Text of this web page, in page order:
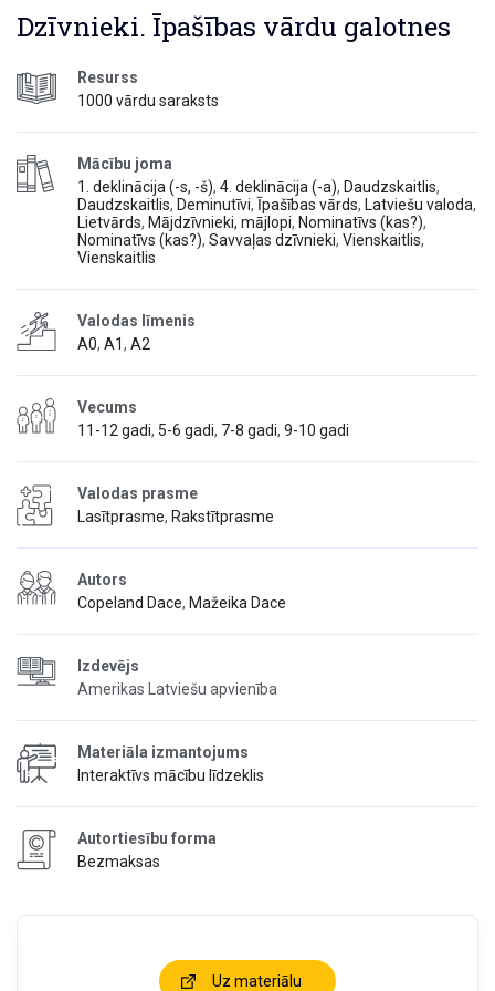
Dzīvnieki. Īpašības vārdu galotnes
Resurss
1000 vārdu saraksts
Mācību joma
1. deklinācija (-s, -š), 4. deklinācija (-a), Daudzskaitlis,
Daudzskaitlis, Deminutīvi, Īpašības vārds, Latviešu valoda,
Lietvārds, Mājdzīvnieki, mājlopi, Nominatīvs (kas?),
Nominatīvs (kas?), Savvaļas dzīvnieki, Vienskaitlis,
Vienskaitlis
Valodas līmenis
A0, A1, A2
Vecums
11-12 gadi, 5-6 gadi, 7-8 gadi, 9-10 gadi
Valodas prasme
Lasītprasme, Rakstītprasme
Autors
Copeland Dace, Mažeika Dace
Izdevējs
Amerikas Latviešu apvienība
Materiāla izmantojums
Interaktīvs mācību līdzeklis
Autortiesību forma
Bezmaksas
Uz materiālu